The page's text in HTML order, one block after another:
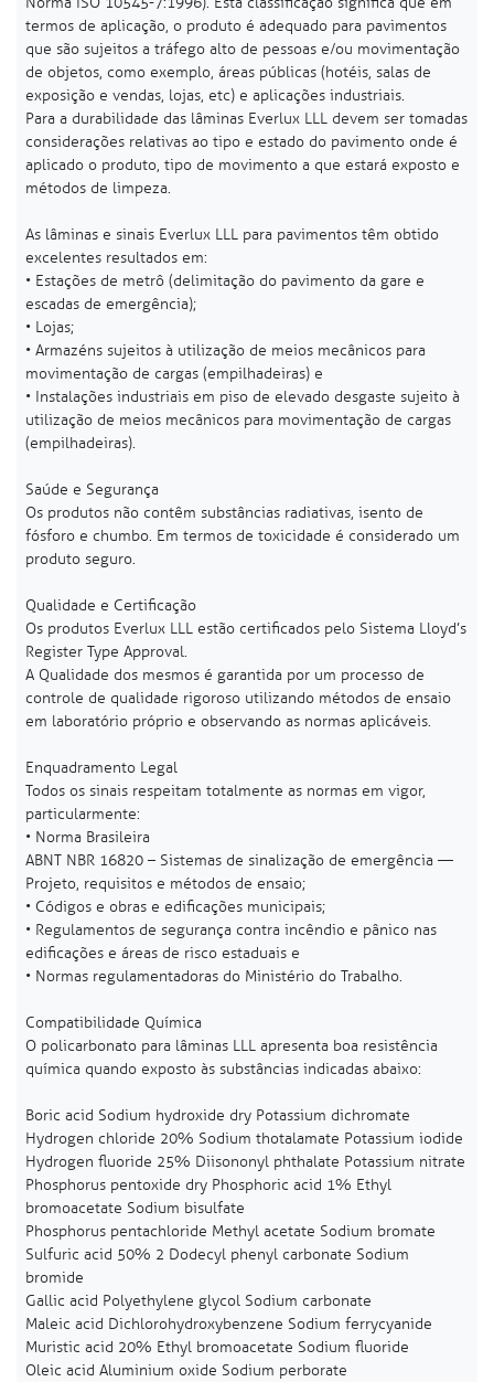
termos de aplicação, o produto é adequado para pavimentos
que são sujeitos a tráfego alto de pessoas e/ou movimentação
de objetos, como exemplo, áreas públicas (hotéis, salas de
exposição e vendas, lojas, etc) e aplicações industriais.
Para a durabilidade das lâminas Everlux LLL devem ser tomadas
considerações relativas ao tipo e estado do pavimento onde é
aplicado o produto, tipo de movimento a que estará exposto e
métodos de limpeza.
As lâminas e sinais Everlux LLL para pavimentos têm obtido
excelentes resultados em:
• Estações de metrô (delimitação do pavimento da gare e
escadas de emergência);
• Lojas;
• Armazéns sujeitos à utilização de meios mecânicos para
movimentação de cargas (empilhadeiras) e
• Instalações industriais em piso de elevado desgaste sujeito à
utilização de meios mecânicos para movimentação de cargas
(empilhadeiras).
Saúde e Segurança
Os produtos não contêm substâncias radiativas, isento de
fósforo e chumbo. Em termos de toxicidade é considerado um
produto seguro.
Qualidade e Certificação
Os produtos Everlux LLL estão certificados pelo Sistema Lloyd’s
Register Type Approval.
A Qualidade dos mesmos é garantida por um processo de
controle de qualidade rigoroso utilizando métodos de ensaio
em laboratório próprio e observando as normas aplicáveis.
Enquadramento Legal
Todos os sinais respeitam totalmente as normas em vigor,
particularmente:
• Norma Brasileira
ABNT NBR 16820 – Sistemas de sinalização de emergência —
Projeto, requisitos e métodos de ensaio;
• Códigos e obras e edificações municipais;
• Regulamentos de segurança contra incêndio e pânico nas
edificações e áreas de risco estaduais e
• Normas regulamentadoras do Ministério do Trabalho.
Compatibilidade Química
O policarbonato para lâminas LLL apresenta boa resistência
química quando exposto às substâncias indicadas abaixo:
Boric acid Sodium hydroxide dry Potassium dichromate
Hydrogen chloride 20% Sodium thotalamate Potassium iodide
Hydrogen fluoride 25% Diisononyl phthalate Potassium nitrate
Phosphorus pentoxide dry Phosphoric acid 1% Ethyl
bromoacetate Sodium bisulfate
Phosphorus pentachloride Methyl acetate Sodium bromate
Sulfuric acid 50% 2 Dodecyl phenyl carbonate Sodium
bromide
Gallic acid Polyethylene glycol Sodium carbonate
Maleic acid Dichlorohydroxybenzene Sodium ferrycyanide
Muristic acid 20% Ethyl bromoacetate Sodium fluoride
Oleic acid Aluminium oxide Sodium perborate